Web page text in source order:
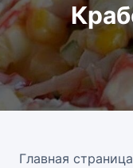
Главная страница